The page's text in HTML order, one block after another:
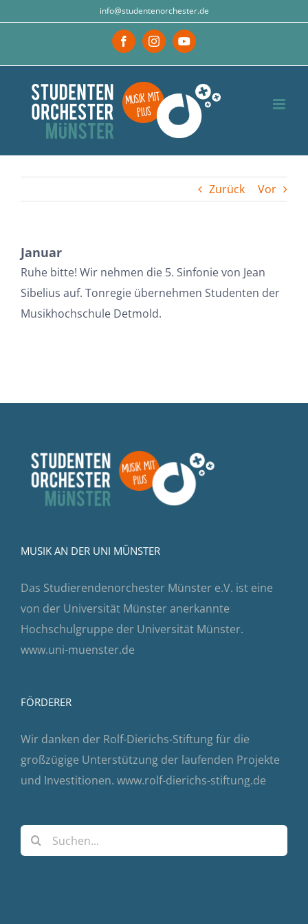
info@studentenorchester.de
FacebookInstagramYouTube
Zurück Vor
Januar
Ruhe bitte! Wir nehmen die 5. Sinfonie von Jean
Sibelius auf. Tonregie übernehmen Studenten der
Musikhochschule Detmold.
MUSIK AN DER UNI MÜNSTER
Das Studierendenorchester Münster e.V. ist eine
von der Universität Münster anerkannte
Hochschulgruppe der Universität Münster.
www.uni-muenster.de
FÖRDERER
Wir danken der Rolf-Dierichs-Stiftung für die
großzügige Unterstützung der laufenden Projekte
und Investitionen. www.rolf-dierichs-stiftung.de
Suche
nach: